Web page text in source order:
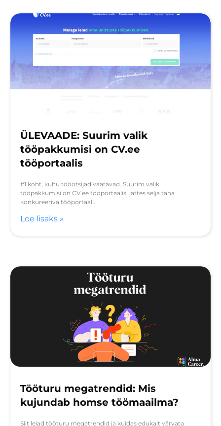
ÜLEVAADE: Suurim valik
tööpakkumisi on CV.ee
tööportaalis
#1 koht, kuhu tööotsijad vaatavad. Suurim valik
tööpakkumisi on CV.ee tööportaalis, jättes selja taha
konkureeriva tööportaali.
Loe lisaks »
Tööturu megatrendid: Mis
kujundab homse töömaailma?
Siit leiad tööturu megatrendid ja kuidas edukalt värvata